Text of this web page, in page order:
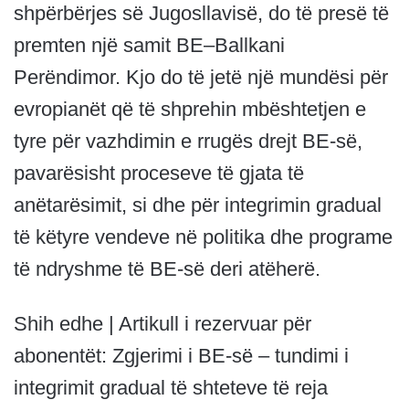
shpërbërjes së Jugosllavisë, do të presë të
premten një samit BE–Ballkani
Perëndimor. Kjo do të jetë një mundësi për
evropianët që të shprehin mbështetjen e
tyre për vazhdimin e rrugës drejt BE-së,
pavarësisht proceseve të gjata të
anëtarësimit, si dhe për integrimin gradual
të këtyre vendeve në politika dhe programe
të ndryshme të BE-së deri atëherë.
Shih edhe | Artikull i rezervuar për
abonentët: Zgjerimi i BE-së – tundimi i
integrimit gradual të shteteve të reja